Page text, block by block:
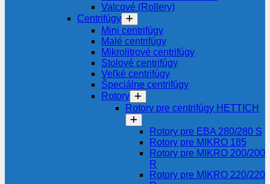
Valcové (Rollery)
Centrifúgy
Mini centrifúgy
Malé centrifúgy
Mikrolitrové centrifúgy
Stolové centrifúgy
Veľké centrifúgy
Špeciálne centrifúgy
Rotory
Rotory pre centrifúgy HETTICH
Rotory pre EBA 280/280 S
Rotory pre MIKRO 185
Rotory pre MIKRO 200/200
R
Rotory pre MIKRO 220/220